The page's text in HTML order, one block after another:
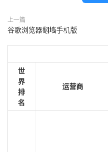
上一篇
谷歌浏览器翻墙手机版
世
界
排
名
运营商